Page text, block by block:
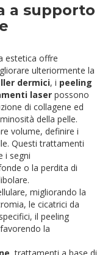
a supporto
estetica offre
ulteriormente la
dermici, i peeling
laser possono
di collagene ed
della pelle.
volume, definire i
Questi trattamenti
i segni
o la perdita di
migliorando la
le cicatrici da
il peeling
la